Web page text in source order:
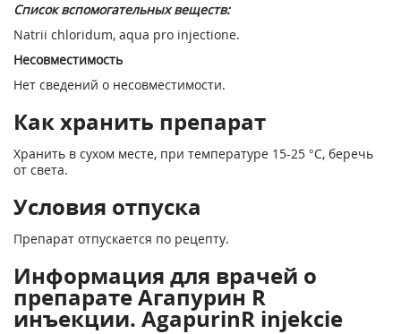
Список вспомогательных веществ:
Natrii chloridum, aqua pro injectione.
Несовместимость
Нет сведений о несовместимости.
Как хранить препарат
Хранить в сухом месте, при температуре 15-25 °С, беречь
от света.
Условия отпуска
Препарат отпускается по рецепту.
Информация для врачей о
препарате Агапурин R
инъекции. AgapurinR injekcie